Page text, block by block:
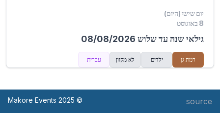
יום שישי (היום)
8 באוגוסט
גילאי שנה עד שלוש 08/08/2026
רמת גן ילדים לא מקוון עברית
source
© Makore Events 2025